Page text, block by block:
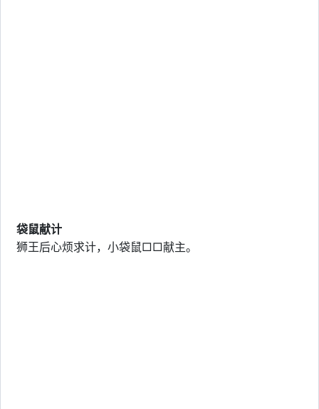
袋鼠献计
狮王后心烦求计，小袋鼠□□献主。